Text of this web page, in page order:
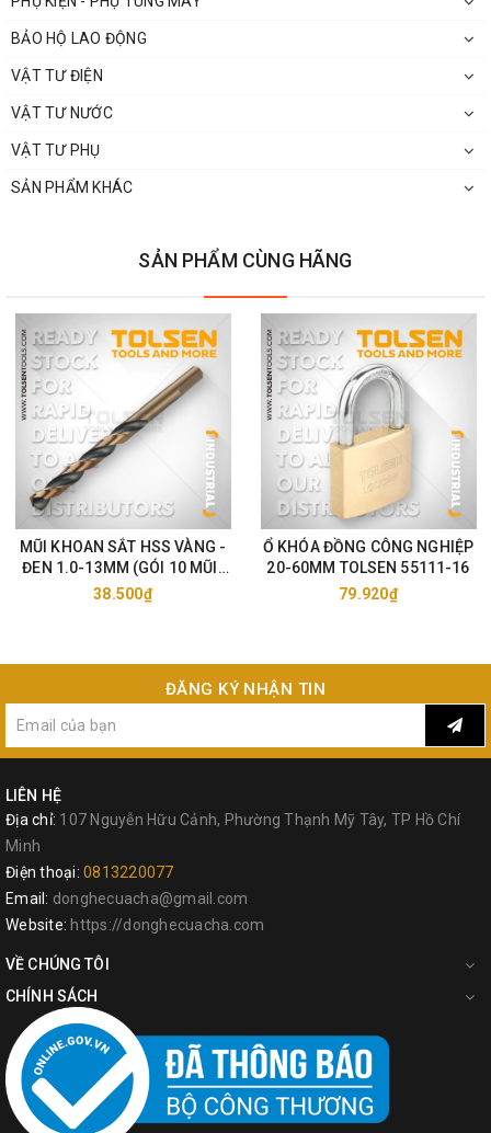
BẢO HỘ LAO ĐỘNG
VẬT TƯ ĐIỆN
VẬT TƯ NƯỚC
VẬT TƯ PHỤ
SẢN PHẨM KHÁC
SẢN PHẨM CÙNG HÃNG
MŨI KHOAN SẮT HSS VÀNG -
ĐEN 1.0-13MM (GÓI 10 MŨI)
TOLSEN 75105-33
38.500₫
Ổ KHÓA ĐỒNG CÔNG NGHIỆP
20-60MM TOLSEN 55111-16
79.920₫
ĐĂNG KÝ NHẬN TIN
LIÊN HỆ
Địa chỉ: 107 Nguyễn Hữu Cảnh, Phường Thạnh Mỹ Tây, TP Hồ Chí
Minh
Điện thoại: 0813220077
Email: donghecuacha@gmail.com
Website: https://donghecuacha.com
VỀ CHÚNG TÔI
CHÍNH SÁCH